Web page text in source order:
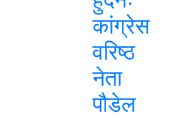
कांग्रेस
वरिष्ठ
नेता
पौडेल